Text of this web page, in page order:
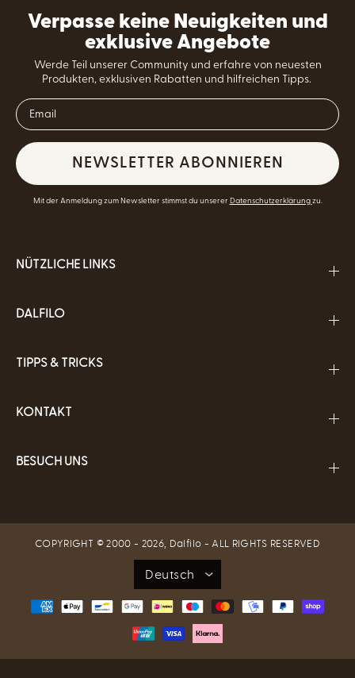
Verpasse keine Neuigkeiten und
exklusive Angebote
Werde Teil unserer Community und erfahre von neuesten
Produkten, exklusiven Rabatten und hilfreichen Tipps.
NEWSLETTER ABONNIEREN
Mit der Anmeldung zum Newsletter stimmst du unserer Datenschutzerklärungzu.
NÜTZLICHE LINKS
DALFILO
TIPPS & TRICKS
KONTAKT
BESUCH UNS
COPYRIGHT © 2000 - 2026, Dalfilo - ALL RIGHTS RESERVED